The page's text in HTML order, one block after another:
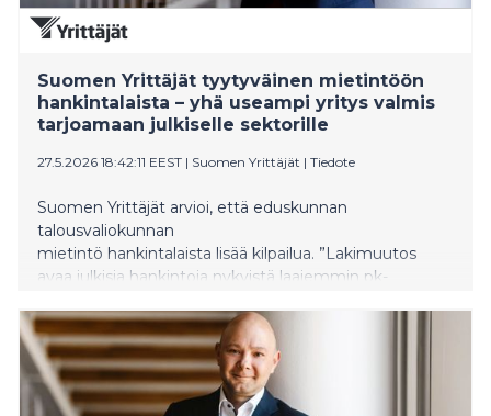
Suomen Yrittäjät tyytyväinen mietintöön
hankintalaista – yhä useampi yritys valmis
tarjoamaan julkiselle sektorille
27.5.2026 18:42:11 EEST | Suomen Yrittäjät | Tiedote
Suomen Yrittäjät arvioi, että eduskunnan
talousvaliokunnan
mietintö hankintalaista lisää kilpailua. ”Lakimuutos
avaa julkisia hankintoja nykyistä laajemmin pk-
kiertämiseksi toivottavasti loppuu”, Suomen Yrittäjien
johtaja Harri Jaskari sanoo. Eduskunnan täysistunnon
on määrä käsitellä lakia lähipäivinä.